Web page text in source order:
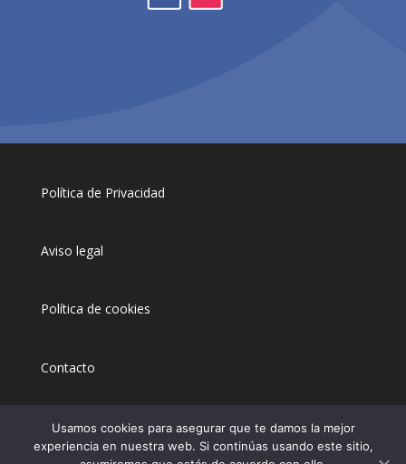
Política de Privacidad
Aviso legal
Política de cookies
Contacto
Usamos cookies para asegurar que te damos la mejor
experiencia en nuestra web. Si continúas usando este sitio,